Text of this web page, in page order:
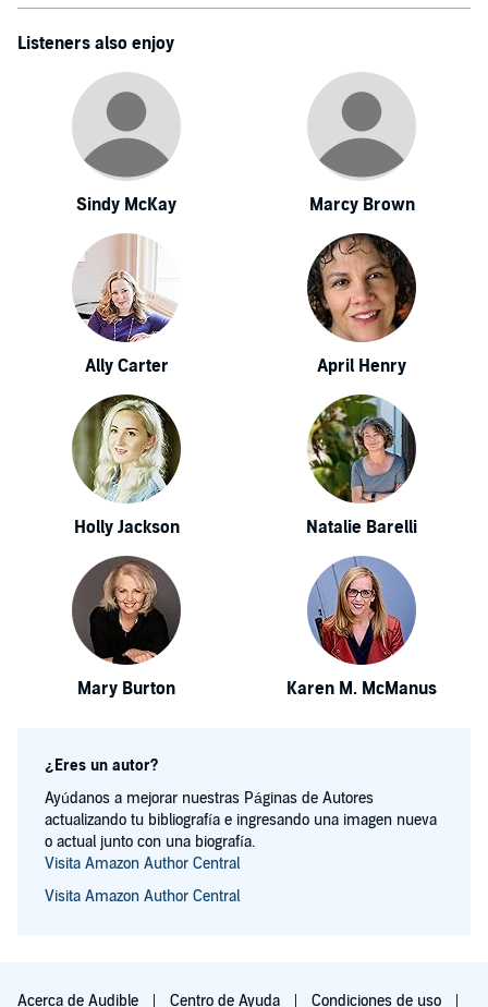
Listeners also enjoy
Sindy McKay Marcy Brown
Ally Carter April Henry
Holly Jackson Natalie Barelli
Mary Burton Karen M. McManus
¿Eres un autor?
Ayúdanos a mejorar nuestras Páginas de Autores
actualizando tu bibliografía e ingresando una imagen nueva
o actual junto con una biografía.
Visita Amazon Author Central
Visita Amazon Author Central
Acerca de Audible Centro de Ayuda Condiciones de uso